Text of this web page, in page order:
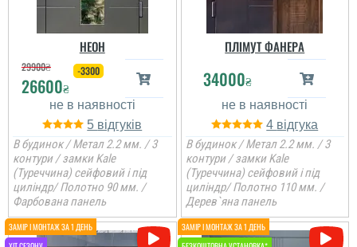
Геннадий
НЕОН
29900₴
26600₴
-3300
5
В будинок / Метал 2.2 мм. / 3
контури / замки Kale
(Туреччина) сейфовий і під
циліндр/ Полотно 90 мм. /
Фарбована панель
ПЛІМУТ ФАНЕРА
34000₴
4
В будинок / Метал 2.2 мм. / 3
контури / замки Kale
(Туреччина) сейфовий і під
циліндр/ Полотно 110 мм. /
Дерев`яна панель